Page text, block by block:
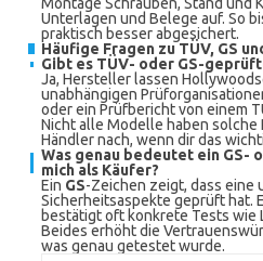
Unterlagen und Belege auf. So
praktisch besser abgesichert.
Häufige Fragen zu TÜV, GS
Gibt es TÜV- oder GS-
Ja, Hersteller lassen
unabhängigen
oder ein Prüfbericht von einem
Nicht alle Modelle haben solche
Händler nach, wenn dir das
Was genau bedeutet ein GS-
mich als Käufer?
Ein GS-Zeichen zeigt, dass eine
Sicherheitsaspekte geprüft hat.
bestätigt oft konkrete Tests wie
Beides erhöht die
was genau getestet wurde.